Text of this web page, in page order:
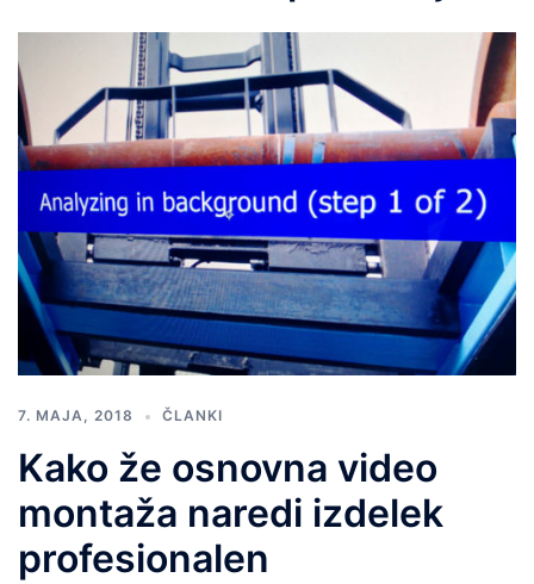
7. MAJA, 2018 ČLANKI
Kako že osnovna video
montaža naredi izdelek
profesionalen